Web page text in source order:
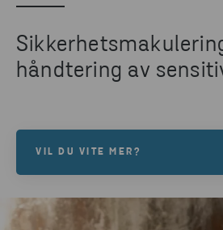
håndtering av
VIL DU VITE MER?
Trenger du hjelp med å ødelegge
materiale? Stena Confidential er